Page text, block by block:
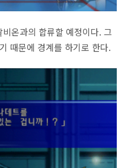
온과의 합류할 예정이다. 그
때문에 경계를 하기로 한다.